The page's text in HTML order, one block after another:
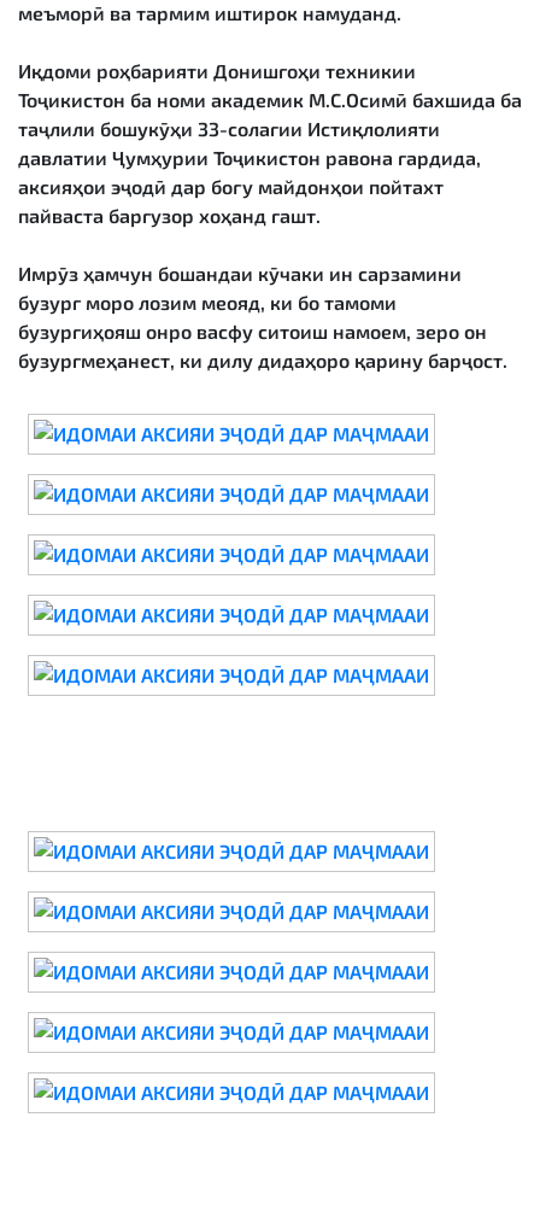
меъморӣ ва тармим иштирок намуданд.
Иқдоми роҳбарияти Донишгоҳи техникии
Тоҷикистон ба номи академик М.С.Осимӣ бахшида ба
таҷлили бошукӯҳи 33-солагии Истиқлолияти
давлатии Ҷумҳурии Тоҷикистон равона гардида,
аксияҳои эҷодӣ дар боғу майдонҳои пойтахт
пайваста баргузор хоҳанд гашт.
Имрӯз ҳамчун бошандаи кӯчаки ин сарзамини
бузург моро лозим меояд, ки бо тамоми
бузургиҳояш онро васфу ситоиш намоем, зеро он
бузургмеҳанест, ки дилу дидаҳоро қарину барҷост.